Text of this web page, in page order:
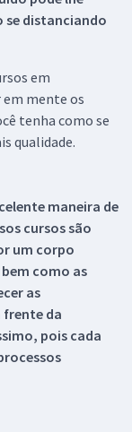
se distanciando
em
mente os
tenha como se
qualidade.
maneira de
cursos são
um corpo
como as
as
frente da
pois cada